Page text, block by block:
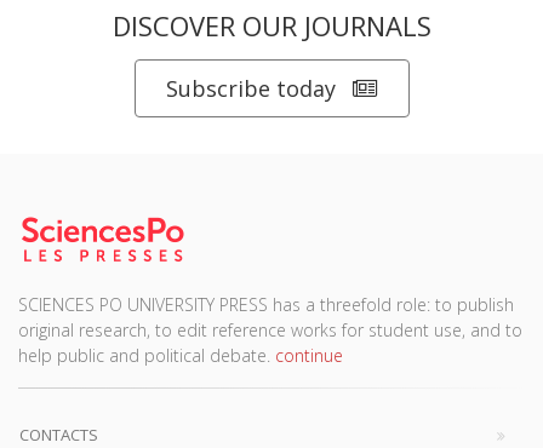
DISCOVER OUR JOURNALS
Subscribe today
SCIENCES PO UNIVERSITY PRESS has a threefold role: to publish
original research, to edit reference works for student use, and to
help public and political debate. continue
CONTACTS